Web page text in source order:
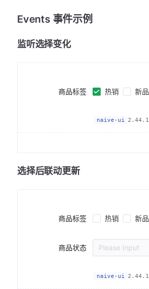
Events 事件示例
监听选择变化
naive-ui 2.44.1
商品标签 热销 新品
选择后联动更新
naive-ui 2.44.1
商品标签 热销 新品
商品状态 Please Input